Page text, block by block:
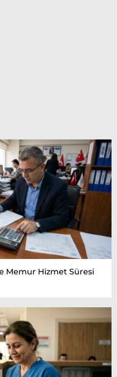
Memur Hizmet Süresi